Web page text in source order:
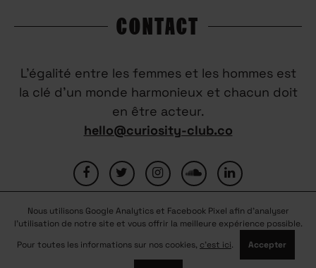
CONTACT
L’égalité entre les femmes et les hommes est
la clé d’un monde harmonieux et chacun doit
en être acteur.
hello@curiosity-club.co
FAQ CONTACTEZ-NOUS
MENTIONS LÉGALES
Nous utilisons Google Analytics et Facebook Pixel afin d'analyser
l'utilisation de notre site et vous offrir la meilleure expérience possible.
Pour toutes les informations sur nos cookies, c'est ici. Accepter